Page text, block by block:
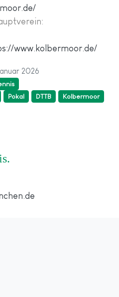
www.kolbermoor.de/
2026
Pokal DTTB Kolbermoor